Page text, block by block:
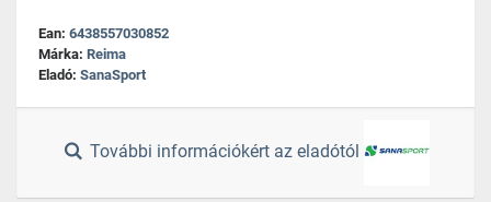
Ean: 6438557030852
Márka: Reima
Eladó: SanaSport
További információkért az eladótól